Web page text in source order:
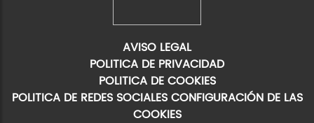
AVISO LEGAL
POLITICA DE PRIVACIDAD
POLITICA DE COOKIES
POLITICA DE REDES SOCIALES CONFIGURACIÓN DE LAS
COOKIES